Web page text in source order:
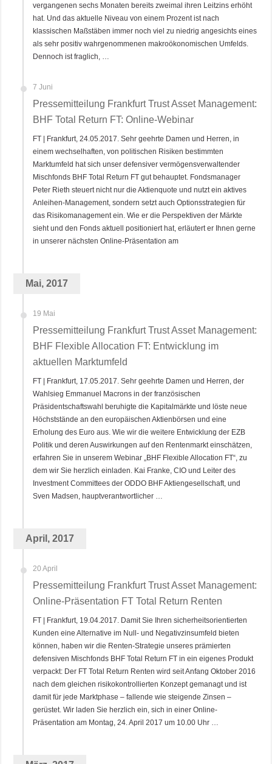
vergangenen sechs Monaten bereits zweimal ihren Leitzins erhöht
hat. Und das aktuelle Niveau von einem Prozent ist nach
klassischen Maßstäben immer noch viel zu niedrig angesichts eines
als sehr positiv wahrgenommenen makroökonomischen Umfelds.
Dennoch ist fraglich, …
7 Juni
Pressemitteilung Frankfurt Trust Asset Management:
BHF Total Return FT: Online-Webinar
FT | Frankfurt, 24.05.2017. Sehr geehrte Damen und Herren, in
einem wechselhaften, von politischen Risiken bestimmten
Marktumfeld hat sich unser defensiver vermögensverwaltender
Mischfonds BHF Total Return FT gut behauptet. Fondsmanager
Peter Rieth steuert nicht nur die Aktienquote und nutzt ein aktives
Anleihen-Management, sondern setzt auch Optionsstrategien für
das Risikomanagement ein. Wie er die Perspektiven der Märkte
sieht und den Fonds aktuell positioniert hat, erläutert er Ihnen gerne
in unserer nächsten Online-Präsentation am
Mai, 2017
19 Mai
Pressemitteilung Frankfurt Trust Asset Management:
BHF Flexible Allocation FT: Entwicklung im
aktuellen Marktumfeld
FT | Frankfurt, 17.05.2017. Sehr geehrte Damen und Herren, der
Wahlsieg Emmanuel Macrons in der französischen
Präsidentschaftswahl beruhigte die Kapitalmärkte und löste neue
Höchststände an den europäischen Aktienbörsen und eine
Erholung des Euro aus. Wie wir die weitere Entwicklung der EZB
Politik und deren Auswirkungen auf den Rentenmarkt einschätzen,
erfahren Sie in unserem Webinar „BHF Flexible Allocation FT“, zu
dem wir Sie herzlich einladen. Kai Franke, CIO und Leiter des
Investment Committees der ODDO BHF Aktiengesellschaft, und
Sven Madsen, hauptverantwortlicher …
April, 2017
20 April
Pressemitteilung Frankfurt Trust Asset Management:
Online-Präsentation FT Total Return Renten
FT | Frankfurt, 19.04.2017. Damit Sie Ihren sicherheitsorientierten
Kunden eine Alternative im Null- und Negativzinsumfeld bieten
können, haben wir die Renten-Strategie unseres prämierten
defensiven Mischfonds BHF Total Return FT in ein eigenes Produkt
verpackt: Der FT Total Return Renten wird seit Anfang Oktober 2016
nach dem gleichen risikokontrollierten Konzept gemanagt und ist
damit für jede Marktphase – fallende wie steigende Zinsen –
gerüstet. Wir laden Sie herzlich ein, sich in einer Online-
Präsentation am Montag, 24. April 2017 um 10.00 Uhr …